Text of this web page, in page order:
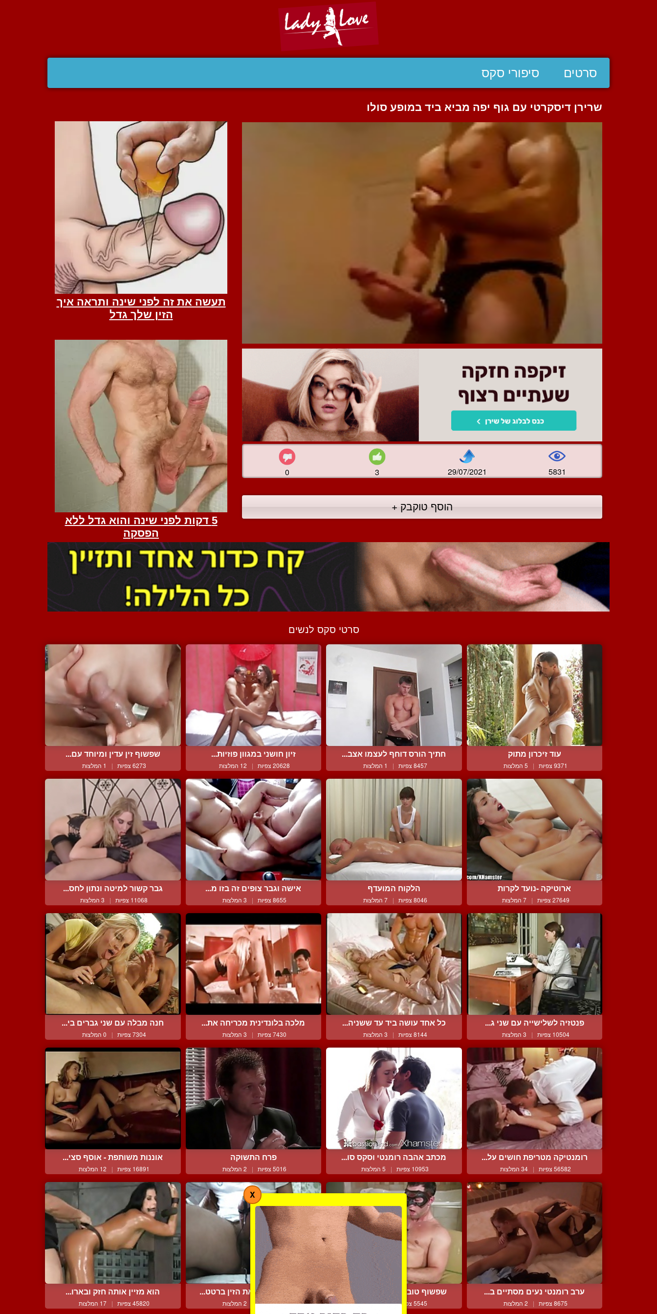
סרטים סיפורי סקס
שרירן דיסקרטי עם גוף יפה מביא ביד במופע סולו
0 3 29/07/2021 5831
הוסף טוקבק +
סרטי סקס לנשים
עוד זיכרון מתוק
9371 צפיות | 5 המלצות
חתיך הורס דוחף לעצמו אצב...
8457 צפיות | 1 המלצות
זיון חושני במגוון פוזיות...
20628 צפיות | 12 המלצות
שפשוף זין עדין ומיוחד עם...
6273 צפיות | 1 המלצות
ארוטיקה -נועד לקרות
27649 צפיות | 7 המלצות
הלקוח המועדף
8046 צפיות | 7 המלצות
אישה וגבר צופים זה בזו מ...
8655 צפיות | 3 המלצות
גבר קשור למיטה ונתון לחס...
11068 צפיות | 3 המלצות
פנטזיה לשלישייה עם שני ג...
10504 צפיות | 3 המלצות
כל אחד עושה ביד עד ששניה...
8144 צפיות | 3 המלצות
מלכה בלונדינית מכריחה את...
7430 צפיות | 3 המלצות
חנה מבלה עם שני גברים בי...
7304 צפיות | 0 המלצות
רומנטיקה מטריפת חושים על...
56582 צפיות | 34 המלצות
מכתב אהבה רומנטי וסקס סו...
10953 צפיות | 5 המלצות
פרח התשוקה
5016 צפיות | 2 המלצות
אוננות משותפת - אוסף סצי...
16891 צפיות | 12 המלצות
ערב רומנטי נעים מסתיים ב...
8675 צפיות | 2 המלצות
שפשוף טוב עם גמירה על הב...
5545 צפיות | 1 המלצות
מחשמל לעצמו את הזין ברטט...
6466 צפיות | 2 המלצות
הוא מזיין אותה חזק ובארו...
45820 צפיות | 17 המלצות
X